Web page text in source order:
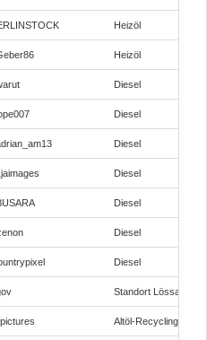
Heizöl
Heizöl
Diesel
Diesel
Diesel
Diesel
Diesel
Diesel
Diesel
Standort Lössau
Altöl-Recycling